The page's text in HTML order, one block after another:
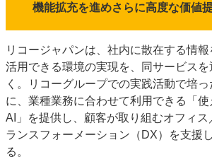
機能拡充を進めさらに高度な価値
リコージャパンは、社内に散在する情
活用できる環境の実現を、同サービス
く。リコーグループでの実践活動で培
に、業種業務に合わせて利用できる「
AI」を提供し、顧客が取り組むオフィス
ランスフォーメーション（DX）を支援
る。